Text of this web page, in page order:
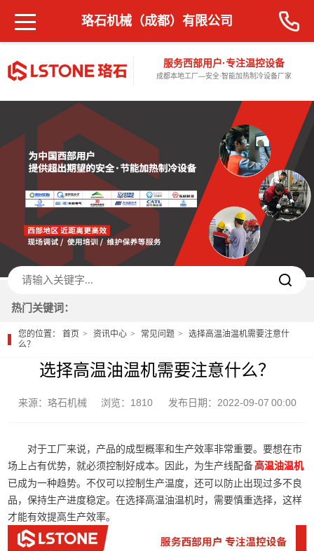
服务西部用户·专注温控设备
成都本地工厂—安全·智能加热制冷设备厂家
珞石机械（成都）有限公司
热门关键词：
您的位置：首页 资讯中心 常见问题
选择高温油温机需要注意什
么？
选择高温油温机需要注意什么？
来源：珞石机械 浏览：1810 发布日期：2022-09-07 00:00
对于工厂来说，产品的成型概率和生产效率非常重要。要想在市
场上占有优势，就必须控制好成本。因此，为生产线配备 高温油温机
已成为一种趋势。不仅可以控制生产温度，还可以防止出现过多不良
品，保持生产进度稳定。在选择高温油温机时，需要慎重选择，这样
才能有效提高生产效率。